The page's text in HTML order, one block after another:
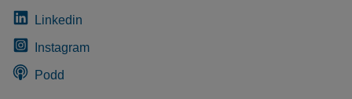
Linkedin
Instagram
Podd